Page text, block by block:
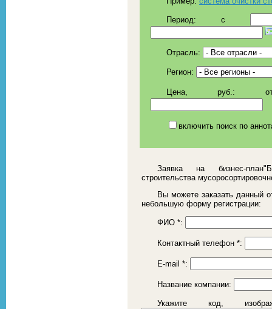
Период: c
Отрасль:
Регион:
Цена, руб.:
включить поиск по
Заявка на бизнес-
строительства
Вы можете заказать данный
небольшую форму регистрации:
ФИО *:
Контактный телефон *:
E-mail *:
Название компании:
Укажите код,